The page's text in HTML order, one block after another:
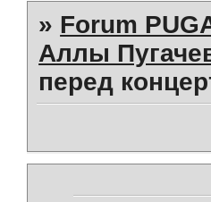
» Forum
Аллы
перед